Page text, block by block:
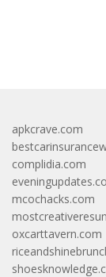
apkcrave.com
complidia.com
mcochacks.com
oxcarttavern.com